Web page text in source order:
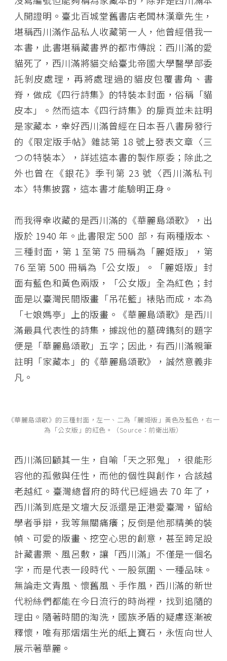
人開證明。臺北百城堂舊書店老闆林漢章先生，
堪稱西川滿作品私人收藏第一人，他曾經借我一
本書，此書堪稱藏書界的都市傳說：西川滿的愛
貓死了，西川滿將貓交給臺北帝國大學醫學部委
託剝皮處理，再將處理過的貓皮包覆書角、書
脊，做成《四行詩集》的特裝本封面，俗稱「貓
皮本」。然而這本《四行詩集》的扉頁並未註明
是家藏本，幸好西川滿曾經在日本吾八書房發行
的《限定版手帖》雜誌第 18 號上發表文章〈三
つの特裝本〉，詳述這本書的製作原委；除此之
外也曾在《銀花》季刊第 23 號〈西川滿私刊
本〉特集披露，這本書才能驗明正身。
而我得幸收藏的是西川滿的《華麗島頌歌》，出
版於 1940 年。此書限定 500 部，有兩種版本、
三種封面，第 1 至第 75 冊稱為「麗姬版」，第
76 至第 500 冊稱為「公女版」。「麗姬版」封
面有藍色和黃色兩版，「公女版」全為紅色；封
面是以臺灣民間版畫「吊花籃」裱貼而成，本為
「七娘媽亭」上的版畫。《華麗島頌歌》是西川
滿最具代表性的詩集，據說他的墓碑鐫刻的題字
便是「華麗島頌歌」五字；因此，有西川滿親筆
註明「家藏本」的《華麗島頌歌》，誠然意義非
凡。
《華麗島頌歌》的三種封面，左一、二為「麗姬版」黃色及藍色，右一
為「公女版」的紅色。（Source：前衛出版）
西川滿回顧其一生，自喻「天之邪鬼」，很能形
容他的孤傲與任性，而他的個性與創作，合該越
老越紅。臺灣總督府的時代已經過去 70 年了，
西川滿到底是文壇大反派還是正港愛臺灣，留給
學者爭辯，我等無關痛癢；反倒是他那精美的裝
幀、可愛的版畫、挖空心思的創意，甚至跨足設
計藏書票、風呂敷，讓「西川滿」不僅是一個名
字，而是代表一段時代、一股氛圍、一種品味。
無論走文青風、懷舊風、手作風，西川滿的新世
代粉絲們都能在今日流行的時尚裡，找到追隨的
理由。隨著時間的淘洗，國族矛盾的疑慮逐漸被
釋懷，唯有那熠熠生光的紙上寶石，永恆向世人
展示著華麗。